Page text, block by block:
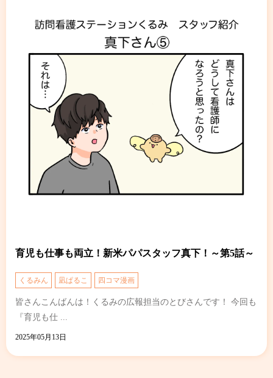
育児も仕事も両立！新米パパスタッフ真下！～第5話～
くるみん 凪ぱるこ 四コマ漫画
皆さんこんばんは！くるみの広報担当のとびさんです！ 今回も
『育児も仕 ...
2025年05月13日